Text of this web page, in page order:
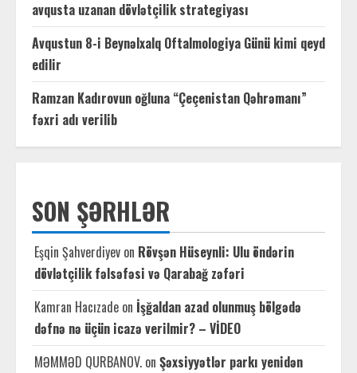
avqusta uzanan dövlətçilik strategiyası
Avqustun 8-i Beynəlxalq Oftalmologiya Günü kimi qeyd
edilir
Ramzan Kadırovun oğluna “Çeçenistan Qəhrəmanı”
fəxri adı verilib
SON ŞƏRHLƏR
Eşqin Şahverdiyev on Rövşən Hüseynli: Ulu öndərin
dövlətçilik fəlsəfəsi və Qarabağ zəfəri
Kamran Hacızade on İşğaldan azad olunmuş bölgədə
dəfnə nə üçün icazə verilmir? – VİDEO
MƏMMƏD QURBANOV. on Şəxsiyyətlər parkı yenidən